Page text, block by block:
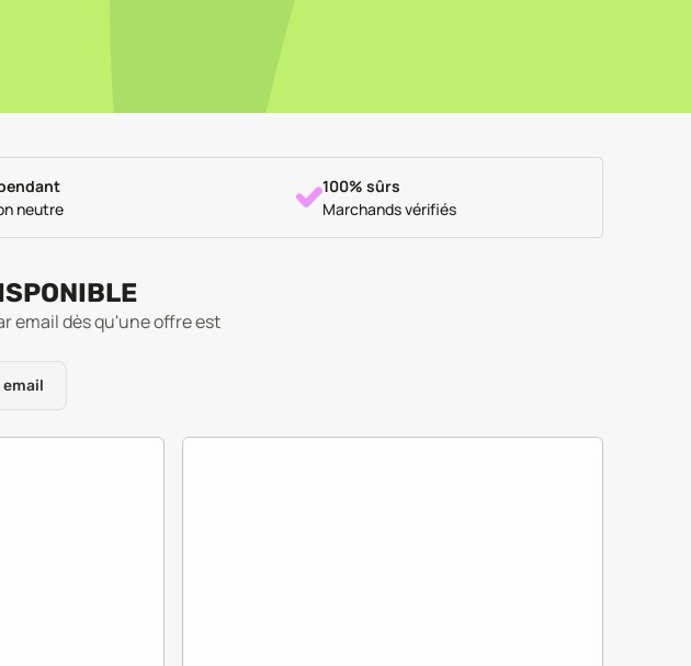
neutre
100% sûrs
Marchands vérifiés
email dès qu'une offre est
email